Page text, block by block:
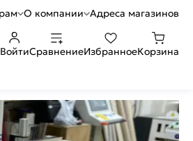
О компании Адреса магазинов
ВойтиСравнениеИзбранноеКорзина